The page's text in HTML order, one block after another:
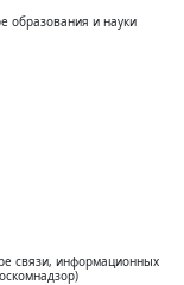
образования и науки
связи, информационных